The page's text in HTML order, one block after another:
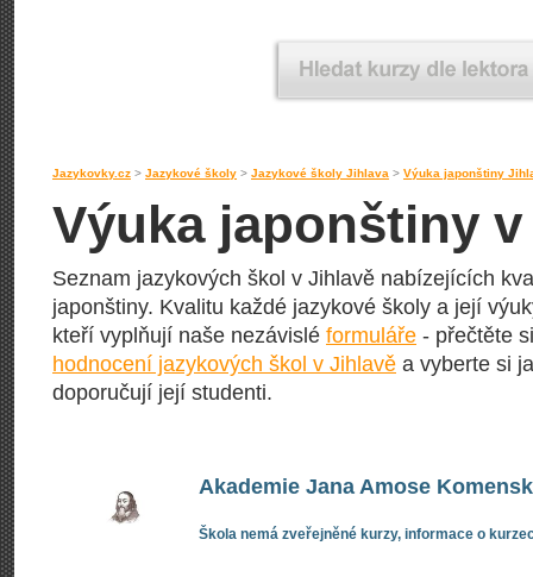
Jazykovky.cz > Jazykové školy > Jazykové školy Jihlava > Výuka japonštiny
Výuka japonštiny
Seznam jazykových škol v Jihlavě nabízejících
japonštiny. Kvalitu každé jazykové školy a její
kteří vyplňují naše nezávislé formuláře - přečtěte
hodnocení jazykových škol v Jihlavě a vyberte si
doporučují její studenti.
Akademie Jana Amose
Škola nemá zveřejněné kurzy, informace o